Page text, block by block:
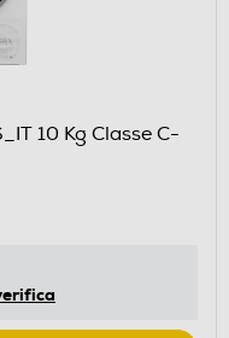
10 Kg Classe C-